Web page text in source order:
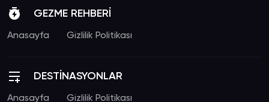
GEZME REHBERİ
Anasayfa Gizlilik Politikası
DESTİNASYONLAR
Anasayfa Gizlilik Politikası